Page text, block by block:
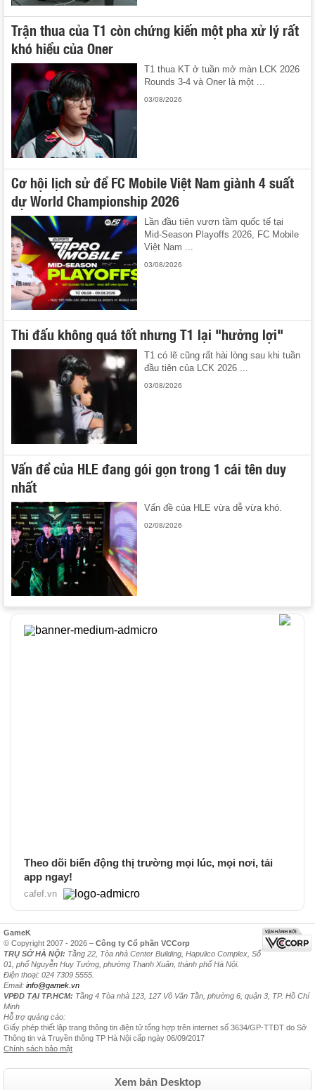
Trận thua của T1 còn chứng kiến một pha xử lý rất
khó hiểu của Oner
T1 thua KT ở tuần mở màn LCK 2026
Rounds 3-4 và Oner là một ...
03/08/2026
Cơ hội lịch sử để FC Mobile Việt Nam giành 4 suất
dự World Championship 2026
Lần đầu tiên vươn tầm quốc tế tại
Mid-Season Playoffs 2026, FC Mobile
Việt Nam ...
03/08/2026
Thi đấu không quá tốt nhưng T1 lại "hưởng lợi"
T1 có lẽ cũng rất hài lòng sau khi tuần
đầu tiên của LCK 2026 ...
03/08/2026
Vấn đề của HLE đang gói gọn trong 1 cái tên duy
nhất
Vấn đề của HLE vừa dễ vừa khó.
02/08/2026
Theo dõi biến động thị trường mọi lúc, mọi nơi, tải
app ngay!
cafef.vn
GameK
© Copyright 2007 - 2026 – Công ty Cổ phần VCCorp
TRỤ SỞ HÀ NỘI: Tầng 22, Tòa nhà Center Building, Hapulico Complex, Số
01, phố Nguyễn Huy Tưởng, phường Thanh Xuân, thành phố Hà Nội.
Điện thoại: 024 7309 5555.
Email: info@gamek.vn
VPĐD TẠI TP.HCM: Tầng 4 Tòa nhà 123, 127 Võ Văn Tần, phường 6, quận 3, TP. Hồ Chí
Minh
Hỗ trợ quảng cáo:
Giấy phép thiết lập trang thông tin điện tử tổng hợp trên internet số 3634/GP-TTĐT do Sở
Thông tin và Truyền thông TP Hà Nội cấp ngày 06/09/2017
Chính sách bảo mật
Xem bản Desktop